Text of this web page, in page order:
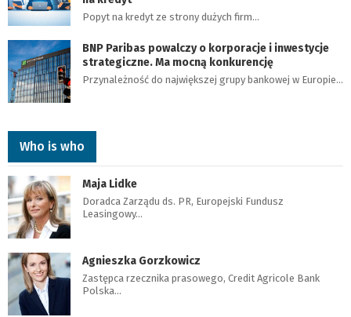
Popyt na kredyt ze strony dużych firm…
BNP Paribas powalczy o korporacje i inwestycje
strategiczne. Ma mocną konkurencję
Przynależność do największej grupy bankowej w Europie…
Who is who
Maja Lidke
Doradca Zarządu ds. PR, Europejski Fundusz
Leasingowy…
Agnieszka Gorzkowicz
Zastępca rzecznika prasowego, Credit Agricole Bank
Polska…